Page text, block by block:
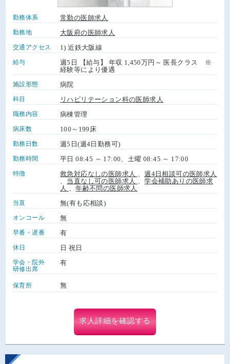
勤務体系 常勤の医師求人
勤務地 大阪府の医師求人
交通アクセス 1) 近鉄大阪線
給与
週5日 【給与】 年収 1,450万円～ 医長クラス ※
経験等により優遇
施設形態 病院
科目 リハビリテーション科の医師求人
職務内容 病棟管理
病床数 100～199床
勤務日数 週5日(週4日勤務可)
勤務時間 平日 08:45 ～ 17:00、土曜 08:45 ～ 17:00
特徴 救急対応なしの医師求人 、週4日相談可の医師求人
当直なし可の医師求人 、学会補助ありの医師求
人
、年齢不問の医師求人
当直 無(有も応相談)
オンコール 無
早番・遅番 有
休日 日 祝日
学会・院外
研修出席
有
保育所 無
求人詳細を確認する